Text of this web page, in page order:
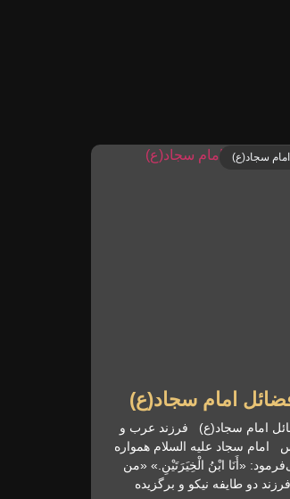
سجاد(ع)
امام سجاد(ع)
امام سجاد(ع) فرزند عرب و
امام سجاد علیه السلام همواره
«أَنَا ابْنُ الْخِیَرَتَیْنِ.» «من
فرزند دو طایفه نیکو و برگزیده